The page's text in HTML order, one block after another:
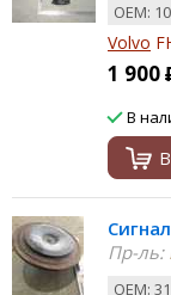
ОЕМ:
Volvo
1 900
В
Пр-ль:
ОЕМ: